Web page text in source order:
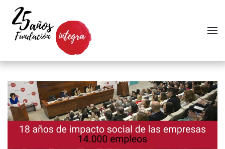
Skip to main content